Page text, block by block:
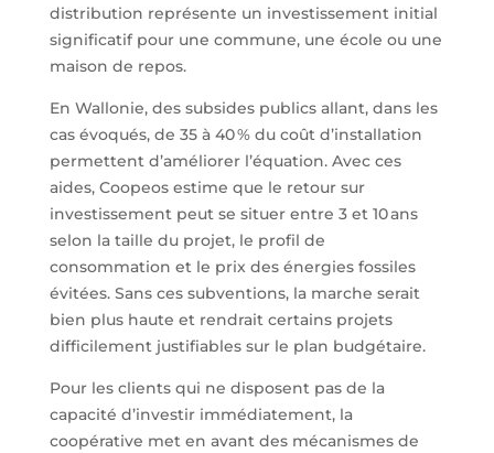
distribution représente un investissement initial
significatif pour une commune, une école ou une
maison de repos.
En Wallonie, des subsides publics allant, dans les
cas évoqués, de 35 à 40 % du coût d’installation
permettent d’améliorer l’équation. Avec ces
aides, Coopeos estime que le retour sur
investissement peut se situer entre 3 et 10 ans
selon la taille du projet, le profil de
consommation et le prix des énergies fossiles
évitées. Sans ces subventions, la marche serait
bien plus haute et rendrait certains projets
difficilement justifiables sur le plan budgétaire.
Pour les clients qui ne disposent pas de la
capacité d’investir immédiatement, la
coopérative met en avant des mécanismes de